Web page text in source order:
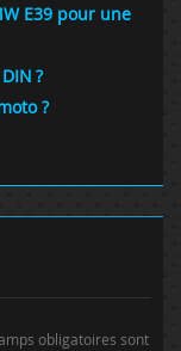
E39 pour une
?
?
obligatoires sont